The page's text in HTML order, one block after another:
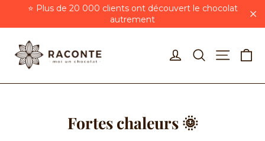
contenu
⭐ Plus de 20 000 clients ont découvert le chocolat
autrement
Se connecter
Rechercher
Fortes chaleurs 🌞